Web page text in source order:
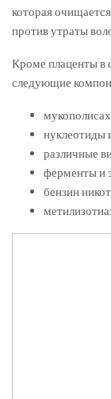
которая
против утраты
Кроме плаценты в
следующие
нуклеотиды
различные
ферменты и
бензин